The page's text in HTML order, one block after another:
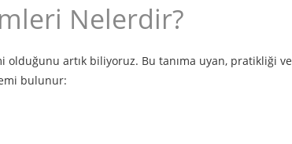
Nelerdir?
artık biliyoruz. Bu tanıma uyan, pratikliği ve
bulunur: